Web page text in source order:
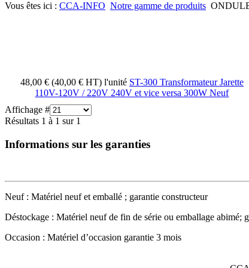
Vous êtes ici : CCA-INFO Notre gamme de produits
48,00 € (40,00 € HT) l'unité ST-300 Transformateur Jarette
110V-120V / 220V 240V et vice versa 300W Neuf
Affichage #
Résultats 1 à 1 sur 1
Informations sur les garanties
Neuf : Matériel neuf et emballé ; garantie constructeur
Déstockage : Matériel neuf de fin de série ou emballage abimé;
Occasion : Matériel d’occasion garantie 3 mois